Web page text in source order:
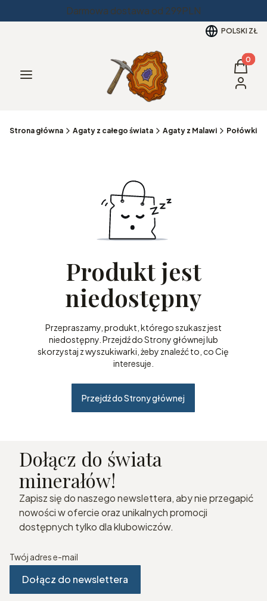
Darmowa dostawa od 299PLN
POLSKI ZŁ
Menu
Koszyk
Strona główna Agaty z całego świata Agaty z Malawi Połówki
Produkt jest
niedostępny
Przepraszamy, produkt, którego szukasz jest
niedostępny. Przejdź do Strony głównej lub
skorzystaj z wyszukiwarki, żeby znaleźć to, co Cię
interesuje.
Przejdź do Strony głównej
Dołącz do świata
minerałów!
Zapisz się do naszego newslettera, aby nie przegapić
nowości w ofercie oraz unikalnych promocji
dostępnych tylko dla klubowiczów.
Twój adres e-mail
Dołącz do newslettera